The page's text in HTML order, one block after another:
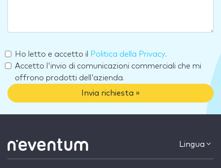
Ho letto e accetto il Politica della Privacy.
Accetto l'invio di comunicazioni commerciali che mi
offrono prodotti dell'azienda.
Invia richiesta »
Lingua